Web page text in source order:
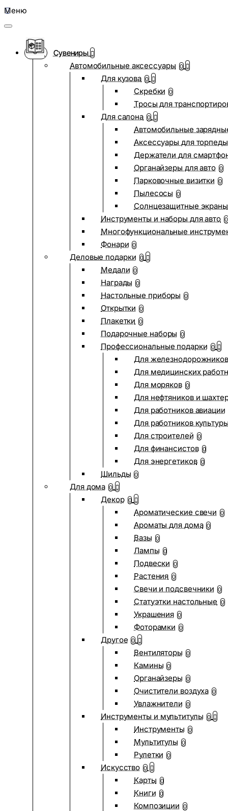
Меню
Сувениры
Автомобильные аксессуары 0
Для кузова 0
Скребки 0
Тросы для
Для салона 0
Автомобильные
Аксессуары для
Держатели для
Органайзеры для авто 0
Парковочные визитки 0
Пылесосы 0
Солнцезащитные экраны
Инструменты и наборы для авто 0
Многофункциональные
Фонари 0
Деловые подарки 0
Медали 0
Награды 0
Настольные приборы 0
Открытки 0
Плакетки 0
Подарочные наборы 0
Профессиональные подарки 0
Для железнодорожников
Для медицинских
Для моряков 0
Для нефтяников и
Для работников авиации
Для работников
Для строителей 0
Для финансистов 0
Для энергетиков 0
Шильды 0
Для дома 0
Декор 0
Ароматические свечи 0
Ароматы для дома 0
Вазы 0
Лампы 0
Подвески 0
Растения 0
Свечи и подсвечники 0
Статуэтки настольные 0
Украшения 0
Фоторамки 0
Другое 0
Вентиляторы 0
Камины 0
Органайзеры 0
Очистители воздуха 0
Увлажнители 0
Инструменты и мультитулы 0
Инструменты 0
Мультитулы 0
Рулетки 0
Искусство 0
Карты 0
Книги 0
Композиции 0